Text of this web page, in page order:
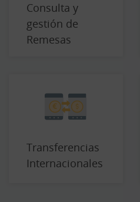
Consulta y
gestión de
Remesas
Transferencias
Internacionales